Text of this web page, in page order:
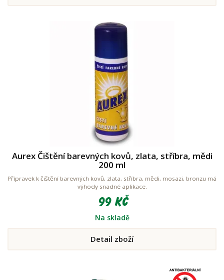
Aurex Čištění barevných kovů, zlata, stříbra, mědi
200 ml
Přípravek k čištění barevných kovů, zlata, stříbra, mědi, mosazi, bronzu má
výhody snadné aplikace.
99 Kč
Na skladě
Detail zboží